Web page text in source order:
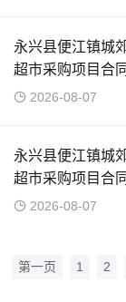
永兴县便江镇城
超市采购项目合
2026-08-07
永兴县便江镇城
超市采购项目合
2026-08-07
第一页 1 2